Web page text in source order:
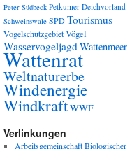
Peter Südbeck Petkumer Deichvorland
Schweinswale SPDTourismus
VogelschutzgebietVögel
WasservogeljagdWattenmeer
Wattenrat
Weltnaturerbe
Windenergie
WindkraftWWF
Verlinkungen
Arbeitsgemeinschaft Biologischer